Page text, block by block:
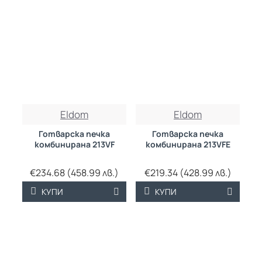
Eldom
Готварска печка
комбинирана 213VF
€234.68 (458.99 лв.)
КУПИ
Eldom
Готварска печка
комбинирана 213VFE
€219.34 (428.99 лв.)
КУПИ